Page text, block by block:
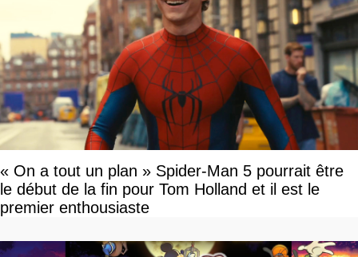
« On a tout un plan » Spider-Man 5 pourrait être
le début de la fin pour Tom Holland et il est le
premier enthousiaste